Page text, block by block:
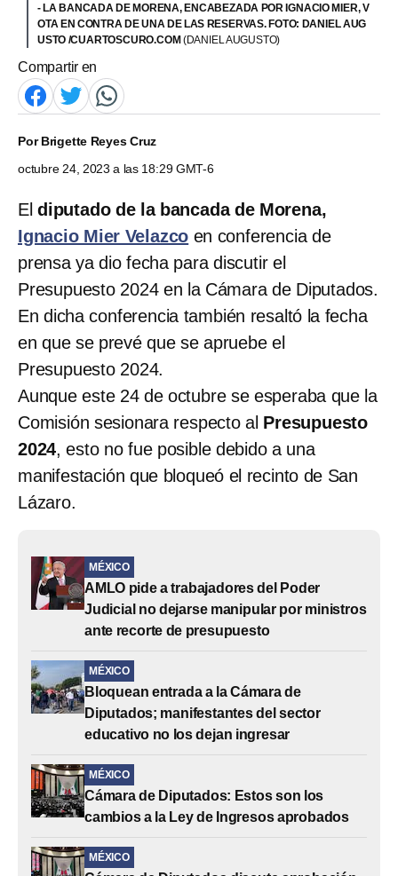
- LA BANCADA DE MORENA, ENCABEZADA POR IGNACIO MIER, V
OTA EN CONTRA DE UNA DE LAS RESERVAS. FOTO: DANIEL AUG
USTO /CUARTOSCURO.COM (DANIEL AUGUSTO)
Compartir en
PorBrigette Reyes Cruz
octubre 24, 2023 a las 18:29 GMT-6
El diputado de la bancada de Morena,
Ignacio Mier Velazco en conferencia de
prensa ya dio fecha para discutir el
Presupuesto 2024 en la Cámara de Diputados.
En dicha conferencia también resaltó la fecha
en que se prevé que se apruebe el
Presupuesto 2024.
Aunque este 24 de octubre se esperaba que la
Comisión sesionara respecto al Presupuesto
2024, esto no fue posible debido a una
manifestación que bloqueó el recinto de San
Lázaro.
MÉXICO
AMLO pide a trabajadores del Poder
Judicial no dejarse manipular por ministros
ante recorte de presupuesto
MÉXICO
Bloquean entrada a la Cámara de
Diputados; manifestantes del sector
educativo no los dejan ingresar
MÉXICO
Cámara de Diputados: Estos son los
cambios a la Ley de Ingresos aprobados
MÉXICO